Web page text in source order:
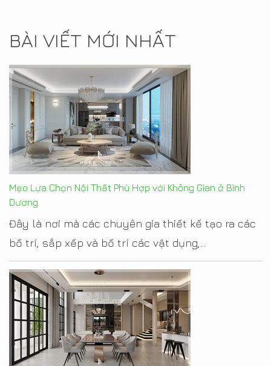
BÀI VIẾT MỚI NHẤT
Mẹo Lựa Chọn Nội Thất Phù Hợp với Không Gian ở Bình
Dương
Đây là nơi mà các chuyên gia thiết kế tạo ra các
bố trí, sắp xếp và bố trí các vật dụng,...